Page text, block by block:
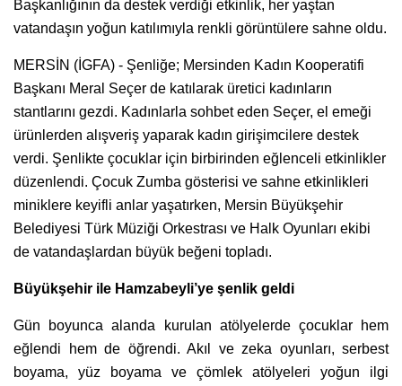
Başkanlığının da destek verdiği etkinlik, her yaştan
vatandaşın yoğun katılımıyla renkli görüntülere sahne oldu.
MERSİN (İGFA) - Şenliğe; Mersinden Kadın Kooperatifi
Başkanı Meral Seçer de katılarak üretici kadınların
stantlarını gezdi. Kadınlarla sohbet eden Seçer, el emeği
ürünlerden alışveriş yaparak kadın girişimcilere destek
verdi. Şenlikte çocuklar için birbirinden eğlenceli etkinlikler
düzenlendi. Çocuk Zumba gösterisi ve sahne etkinlikleri
miniklere keyifli anlar yaşatırken, Mersin Büyükşehir
Belediyesi Türk Müziği Orkestrası ve Halk Oyunları ekibi
de vatandaşlardan büyük beğeni topladı.
Büyükşehir ile Hamzabeyli’ye şenlik geldi
Gün boyunca alanda kurulan atölyelerde çocuklar hem
eğlendi hem de öğrendi. Akıl ve zeka oyunları, serbest
boyama, yüz boyama ve çömlek atölyeleri yoğun ilgi